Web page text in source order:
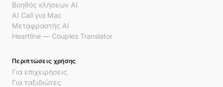
Βοηθός κλήσεων AI
AI Call για Mac
Μεταφραστής AI
Heartline — Couples Translator
Περιπτώσεις χρήσης
Για επιχειρήσεις
Για ταξιδιώτες